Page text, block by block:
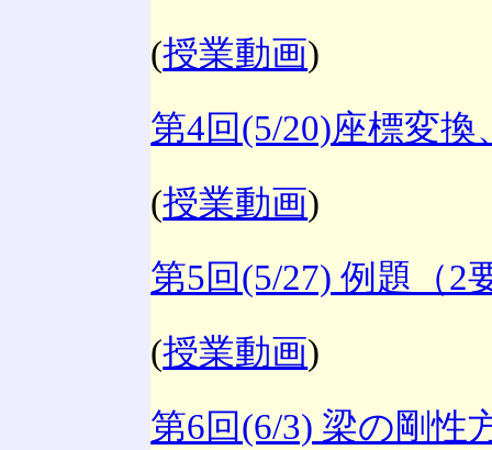
(授業動画)
第4回(5/20)座標変
(授業動画)
第5回(5/27) 例題（2
(授業動画)
第6回(6/3) 梁の剛性